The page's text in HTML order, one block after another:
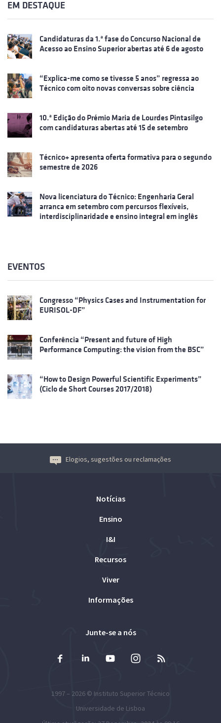
EM DESTAQUE
Candidaturas da 1.ª fase do Concurso Nacional de
Acesso ao Ensino Superior abertas até 6 de agosto
“Explica-me como se tivesse 5 anos” regressa ao
Técnico com oito novas conversas sobre ciência
10.ª Edição do Prémio Maria de Lourdes Pintasilgo
com candidaturas abertas até 15 de setembro
Técnico+ apresenta oferta formativa para o segundo
semestre de 2026
Nova licenciatura do Técnico: Engenharia Geral
arranca em setembro com percursos flexíveis,
interdisciplinaridade e ensino integral em inglês
EVENTOS
Congresso “Physics Cases and Instrumentation for
EURISOL-DF”
Conferência “Present and future of High
Performance Computing: the vision from the BSC”
“How to Design Powerful Scientific Experiments”
(Ciclo de Short Courses 2017/2018)
Elogios, sugestões ou reclamações
Notícias
Ensino
I&I
Recursos
Viver
Informações
Junte-se a nós
1997 – 2026 © Instituto Superior Técnico
Universidade de Lisboa